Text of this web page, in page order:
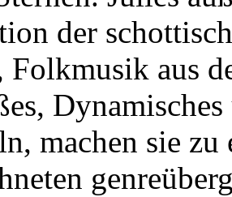
der
aus
machen sie